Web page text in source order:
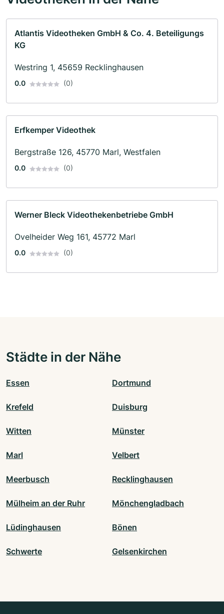
Atlantis Videotheken GmbH & Co. 4. Beteiligungs
KG
Westring 1, 45659 Recklinghausen
0.0 (0)
Erfkemper Videothek
Bergstraße 126, 45770 Marl, Westfalen
0.0 (0)
Werner Bleck Videothekenbetriebe GmbH
Ovelheider Weg 161, 45772 Marl
0.0 (0)
Städte in der Nähe
Essen Dortmund
Krefeld Duisburg
Witten Münster
Marl Velbert
Meerbusch Recklinghausen
Mülheim an der Ruhr Mönchengladbach
Lüdinghausen Bönen
Schwerte Gelsenkirchen